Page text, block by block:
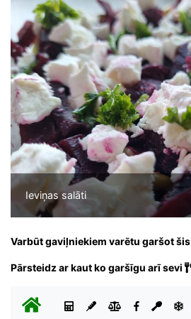
Ieviņas salāti
Varbūt gaviļniekiem varētu garšot šis
Pārsteidz ar kaut ko garšīgu arī sevi